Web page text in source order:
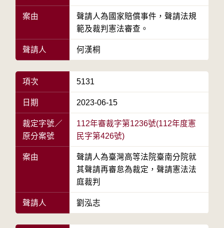
案由
聲請人為國家賠償事件，聲請法規
範及裁判憲法審查。
聲請人 何漢桐
項次 5131
日期 2023-06-15
裁定字號／
原分案號
112年審裁字第1236號(112年度憲
民字第426號)
案由
聲請人為臺灣高等法院臺南分院就
其聲請再審怠為裁定，聲請憲法法
庭裁判
聲請人 劉泓志